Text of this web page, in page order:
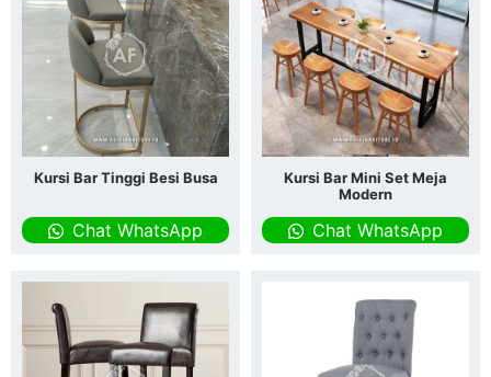
Kursi Bar Tinggi Besi Busa
Chat WhatsApp
Kursi Bar Mini Set Meja
Modern
Chat WhatsApp